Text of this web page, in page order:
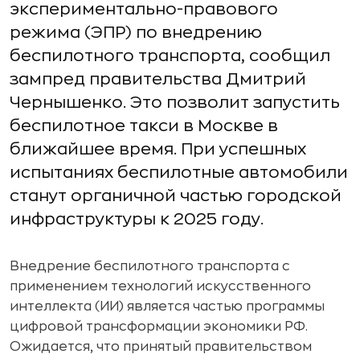
экспериментально-правового
режима (ЭПР) по внедрению
беспилотного транспорта, сообщил
зампред правительства Дмитрий
Чернышенко. Это позволит запустить
беспилотное такси в Москве в
ближайшее время. При успешных
испытаниях беспилотные автомобили
станут органичной частью городской
инфраструктуры к 2025 году.
Внедрение беспилотного транспорта с
применением технологий искусственного
интеллекта (ИИ) является частью программы
цифровой трансформации экономики РФ.
Ожидается, что принятый правительством